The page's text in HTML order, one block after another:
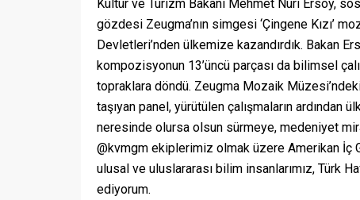
Kültür ve Turizm Bakanı Mehmet Nuri Ersoy,
gözdesi Zeugma’nın simgesi ‘Çingene Kızı’
Devletleri’nden ülkemize kazandırdık. Bakan
kompozisyonun 13’üncü parçası da bilimsel
topraklara döndü. Zeugma Mozaik
taşıyan panel, yürütülen çalışmaların ardından
neresinde olursa olsun sürmeye, medeniyet
@kvmgm ekiplerimiz olmak üzere Amerikan İç
ulusal ve uluslararası bilim insanlarımız, Türk
ediyorum.